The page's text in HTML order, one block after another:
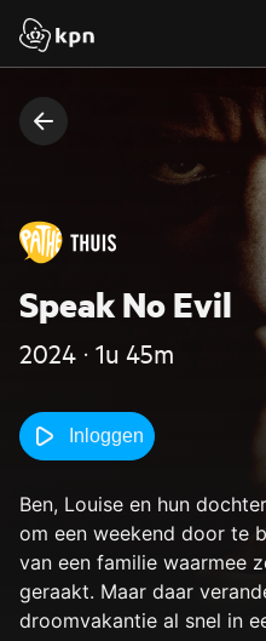
Speak No Evil
2024 ‧ 1u 45m
Inloggen
Ben, Louise en hun
om een weekend door te
van een familie waarmee
geraakt. Maar daar
droomvakantie al snel in